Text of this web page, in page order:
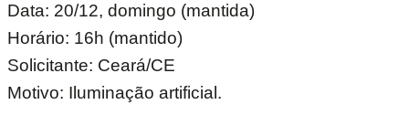
Data: 20/12, domingo (mantida)
Horário: 16h (mantido)
Solicitante: Ceará/CE
Motivo: Iluminação artificial.